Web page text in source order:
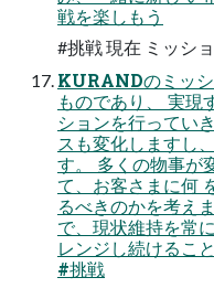
戦を楽しもう
#挑戦 現在 ミッシ
KURANDのミッ
ものであり、 実現
ションを行ってい
スも変化しますし
す。 多くの物事が
て、お客さまに何
るべきのかを考え
で、現状維持を常
レンジし続けるこ
#挑戦